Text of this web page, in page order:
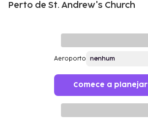
Perto de St. Andrew's Church
Aeroporto
Comece a planejar